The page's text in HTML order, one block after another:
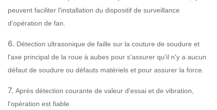
centrifuge
Facultatif
choc, accouplement de diaphragme,
vibrant, démarreur mou, inverseur, moteur
électrique spécial, système de lubrification
d'instrument de contrôle du système, réservoir
peuvent faciliter l'installation du dispositif de surveillance
d'opération de fan.
6. Détection ultrasonique de faille sur la couture de soudure et
l'axe principal de la roue à aubes pour s'assurer qu'il n'y a aucun
défaut de soudure ou défauts matériels et pour assurer la force.
7. Après détection courante de valeur d'essai et de vibration,
l'opération est fiable.